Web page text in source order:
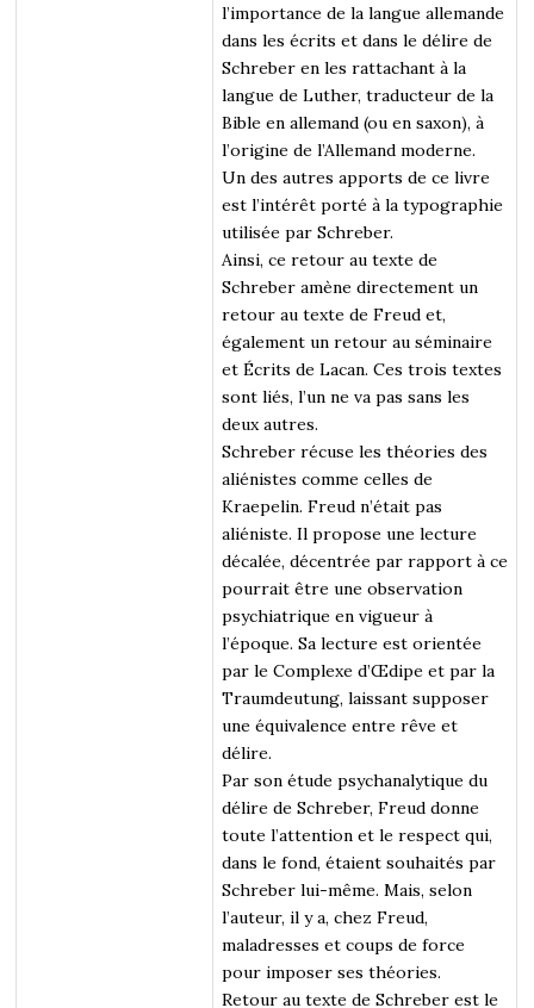
l’importance de la langue allemande
dans les écrits et dans le délire de
Schreber en les rattachant à la
langue de Luther, traducteur de la
Bible en allemand (ou en saxon), à
l’origine de l’Allemand moderne.
Un des autres apports de ce livre
est l’intérêt porté à la typographie
utilisée par Schreber.
Ainsi, ce retour au texte de
Schreber amène directement un
retour au texte de Freud et,
également un retour au séminaire
et Écrits de Lacan. Ces trois textes
sont liés, l’un ne va pas sans les
deux autres.
Schreber récuse les théories des
aliénistes comme celles de
Kraepelin. Freud n’était pas
aliéniste. Il propose une lecture
décalée, décentrée par rapport à ce
pourrait être une observation
psychiatrique en vigueur à
l’époque. Sa lecture est orientée
par le Complexe d’Œdipe et par la
Traumdeutung, laissant supposer
une équivalence entre rêve et
délire.
Par son étude psychanalytique du
délire de Schreber, Freud donne
toute l’attention et le respect qui,
dans le fond, étaient souhaités par
Schreber lui-même. Mais, selon
l’auteur, il y a, chez Freud,
maladresses et coups de force
pour imposer ses théories.
Retour au texte de Schreber est le